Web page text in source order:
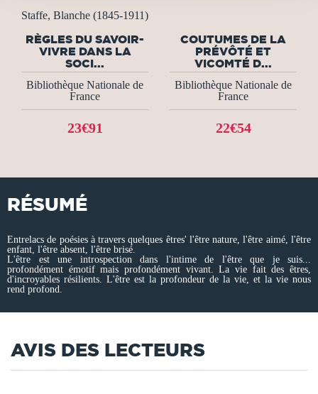
Staffe, Blanche (1845-1911)
RÈGLES DU SAVOIR-
VIVRE DANS LA
SOCI...
Bibliothèque Nationale de
France
23€91
COUTUMES DE LA
PRÉVÔTÉ ET
VICOMTÉ D...
Bibliothèque Nationale de
France
22€54
RÉSUMÉ
Entrelacs de poésies à travers quelques êtres' l'être nature, l'être aimé, l'être
enfant, l'être absent, l'être brisé.
L'être est une introspection dans l'intime de l'être que je suis...
profondément émotif mais profondément vivant. La vie fait des êtres,
d'incroyables résilients. L'être est la profondeur de la vie, et la vie nous
rend profond.
AVIS DES LECTEURS